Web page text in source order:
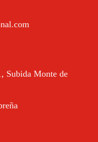
Subida Monte de